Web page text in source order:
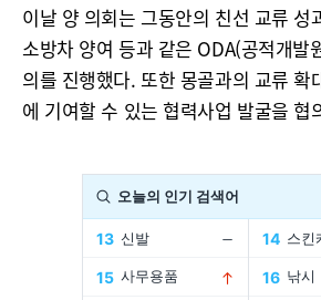
이날 양 의회는 그동안의 친선 교류 성
소방차 양여 등과 같은 ODA(공적개발
의를 진행했다. 또한 몽골과의 교류 확
에 기여할 수 있는 협력사업 발굴을 협